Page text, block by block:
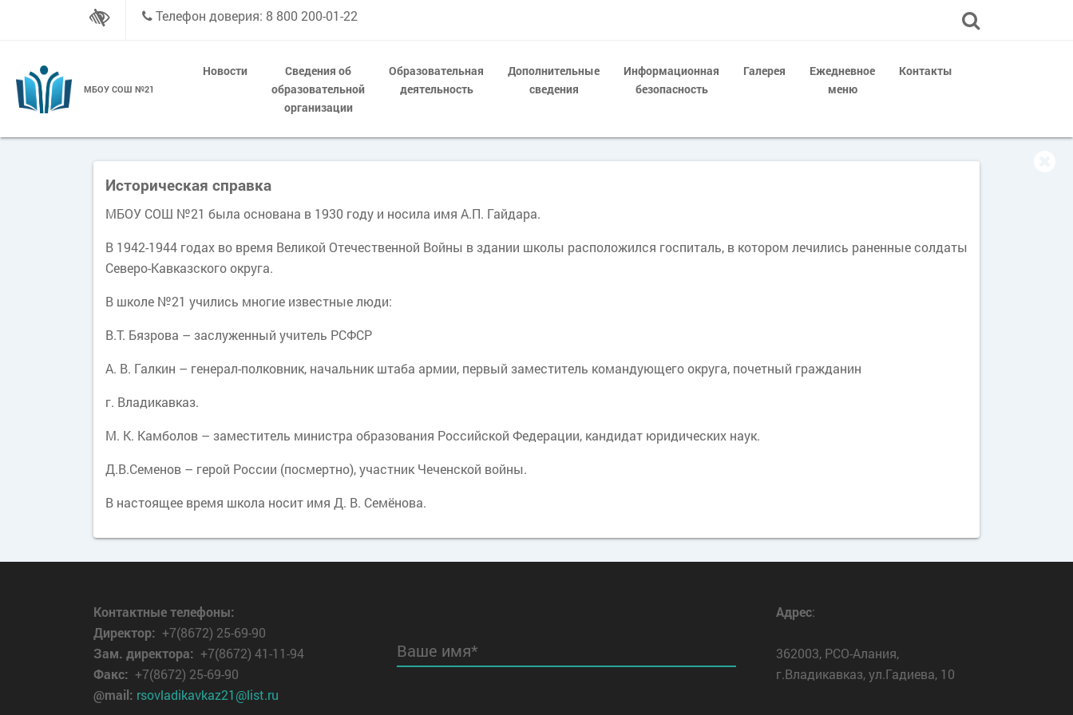
Телефон доверия: 8 800 200-01-22
МБОУ СОШ №21
Новости
Сведения об
образовательной
организации
Образовательная
деятельность
Дополнительные
сведения
Информационная
безопасность
Галерея
Ежедневное
меню
Контакты
Историческая справка
МБОУ СОШ №21 была основана в 1930 году и носила имя А.П. Гайдара.
В 1942-1944 годах во время Великой Отечественной Войны в здании школы расположился госпиталь, в котором лечились раненные солдаты
Северо-Кавказского округа.
В школе №21 учились многие известные люди:
В.Т. Бязрова – заслуженный учитель РСФСР
А. В. Галкин – генерал-полковник, начальник штаба армии, первый заместитель командующего округа, почетный гражданин
г. Владикавказ.
М. К. Камболов – заместитель министра образования Российской Федерации, кандидат юридических наук.
Д.В.Семенов – герой России (посмертно), участник Чеченской войны.
В настоящее время школа носит имя Д. В. Семёнова.
Контактные телефоны:
Директор: +7(8672) 25-69-90
Зам. директора: +7(8672) 41-11-94
Факс: +7(8672) 25-69-90
@mail: rsovladikavkaz21@list.ru
Ваше имя*
Адрес:
362003, РСО-Алания,
г.Владикавказ, ул.Гадиева, 10